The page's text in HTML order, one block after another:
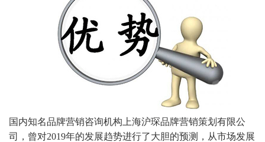
国内知名品牌营销咨询机构 上海沪琛品牌营销策划有限公
司，曾对2019年的发展趋势进行了大胆的预测，从市场发展